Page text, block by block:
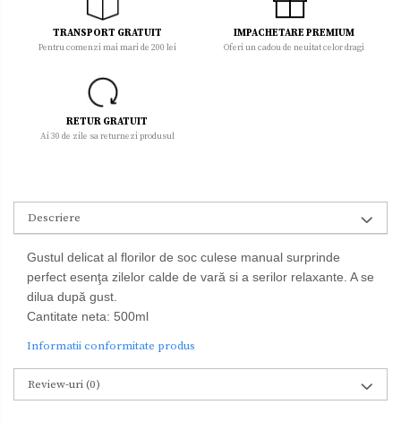
TRANSPORT GRATUIT
Pentru comenzi mai mari de 200 lei
IMPACHETARE PREMIUM
Oferi un cadou de neuitat celor dragi
RETUR GRATUIT
Ai 30 de zile sa returnezi produsul
Descriere
Gustul delicat al florilor de soc culese manual surprinde
perfect esenţa zilelor calde de vară si a serilor relaxante. A se
dilua după gust.
Cantitate neta: 500ml
Informatii conformitate produs
Review-uri(0)